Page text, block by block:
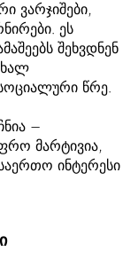
ვარჯიშები,
ეს
შეხვდნენ
წრე.
—
მარტივია,
ინტერესი